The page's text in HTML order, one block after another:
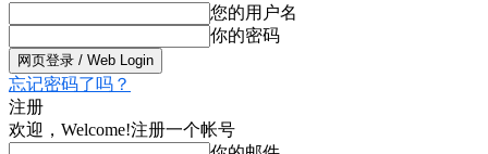
您的用户名
你的密码
忘记密码了吗？
注册
欢迎，Welcome!注册一个帐号